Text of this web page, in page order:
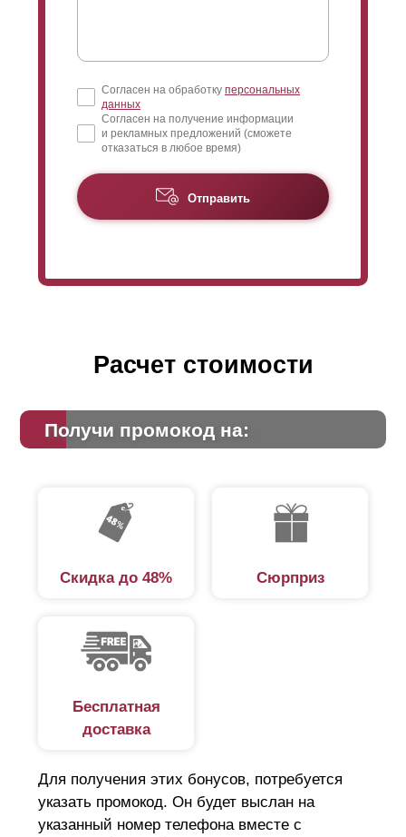
все не просто хорошо, а отлично. Заказчикам
представлены на выбор любые цвета из
списка RAL и огромное количество фактур, которые
удовлетворят любой вкус. Как можно понять,
совершенно любую.
Согласен на обработку персональных
данных
Согласен на получение информации
и рекламных предложений (сможете
отказаться в любое время)
Отправить
Расчет стоимости
Получи промокод на:
Скидка до 48% Сюрприз
Бесплатная
доставка
Для получения этих бонусов, потребуется
указать промокод. Он будет выслан на
указанный номер телефона вместе с